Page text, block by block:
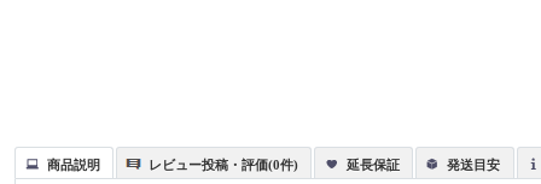
商品説明 レビュー投稿・評価(0件) 延長保証 発送目安